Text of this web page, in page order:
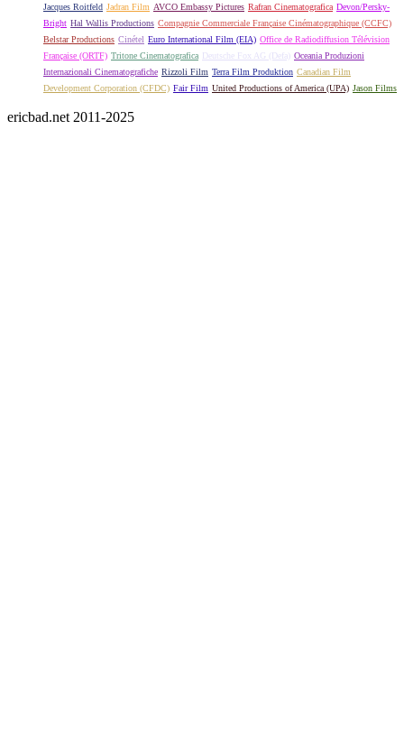
Jacques Roitfeld Jadran Film AVCO Embassy Pictures Rafran Cinematografica Devon/Persky-
Bright Hal Wallis Productions Compagnie Commerciale Française Cinématographique (CCFC)
Belstar Productions Cinétel Euro International Film (EIA) Office de Radiodiffusion Télévision
Française (ORTF) Tritone Cinematografica Deutsche Fox AG (Defa) Oceania Produzioni
Internazionali Cinematografiche Rizzoli Film Terra Film Produktion Canadian Film
Development Corporation (CFDC) Fair Film United Productions of America (UPA) Jason Films
ericbad.net 2011-2025